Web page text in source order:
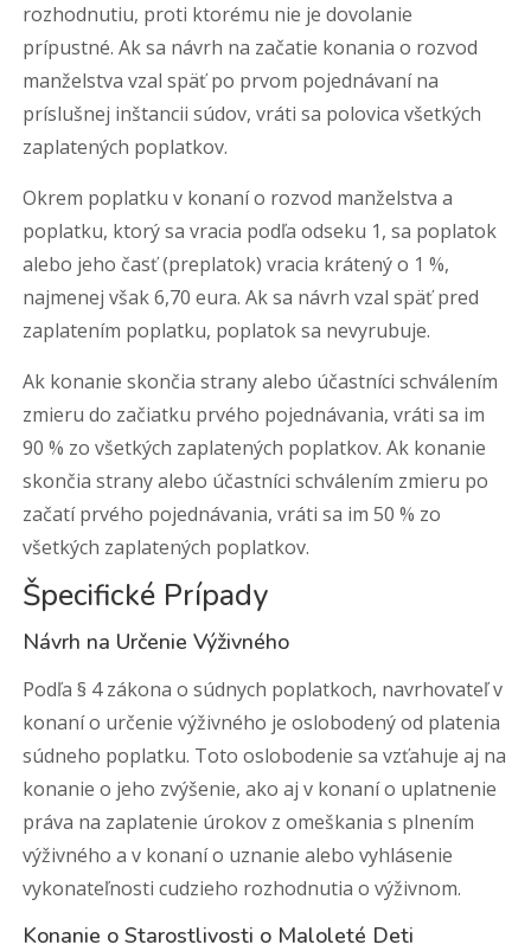
rozhodnutiu, proti ktorému nie je dovolanie
prípustné. Ak sa návrh na začatie konania o rozvod
manželstva vzal späť po prvom pojednávaní na
príslušnej inštancii súdov, vráti sa polovica všetkých
zaplatených poplatkov.
Okrem poplatku v konaní o rozvod manželstva a
poplatku, ktorý sa vracia podľa odseku 1, sa poplatok
alebo jeho časť (preplatok) vracia krátený o 1 %,
najmenej však 6,70 eura. Ak sa návrh vzal späť pred
zaplatením poplatku, poplatok sa nevyrubuje.
Ak konanie skončia strany alebo účastníci schválením
zmieru do začiatku prvého pojednávania, vráti sa im
90 % zo všetkých zaplatených poplatkov. Ak konanie
skončia strany alebo účastníci schválením zmieru po
začatí prvého pojednávania, vráti sa im 50 % zo
všetkých zaplatených poplatkov.
Špecifické Prípady
Návrh na Určenie Výživného
Podľa § 4 zákona o súdnych poplatkoch, navrhovateľ v
konaní o určenie výživného je oslobodený od platenia
súdneho poplatku. Toto oslobodenie sa vzťahuje aj na
konanie o jeho zvýšenie, ako aj v konaní o uplatnenie
práva na zaplatenie úrokov z omeškania s plnením
výživného a v konaní o uznanie alebo vyhlásenie
vykonateľnosti cudzieho rozhodnutia o výživnom.
Konanie o Starostlivosti o Maloleté Deti